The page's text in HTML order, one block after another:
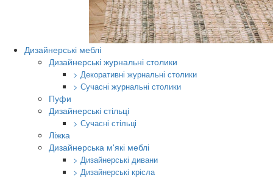
Дизайнерські меблі
Дизайнерські журнальні столики
> Декоративні журнальні столики
> Сучасні журнальні столики
Пуфи
Дизайнерські стільці
> Сучасні стільці
Ліжка
Дизайнерська м'які меблі
> Дизайнерські дивани
> Дизайнерські крісла